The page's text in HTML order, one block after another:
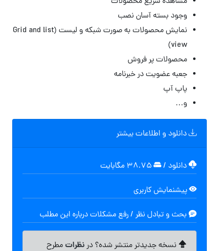
وجود بسته آسان نصب
نمایش محصولات به صورت شبکه و لیست (Grid and list
view)
محصولات پر فروش
جعبه عضویت در خبرنامه
پاپ آپ
و…
دانلود و اطلاعات بیشتر
دانلود /
پیشنمایش کاربری
بحث و تبادل نظر / رفع مشکلات درباره این مطلب
نسخه جدیدتر منتشر شده؟ درنظراتمطرح